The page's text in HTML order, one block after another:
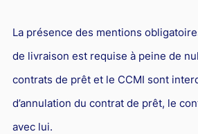
La présence des mentions
de livraison est requise à peine de
contrats de prêt et le CCMI sont
d’annulation du contrat de prêt, le
avec lui.